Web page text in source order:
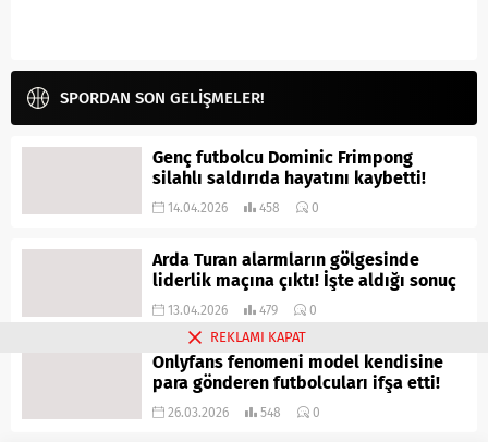
SPORDAN SON GELİŞMELER!
Genç futbolcu Dominic Frimpong
silahlı saldırıda hayatını kaybetti!
14.04.2026 458 0
Arda Turan alarmların gölgesinde
liderlik maçına çıktı! İşte aldığı sonuç
13.04.2026 479 0
Onlyfans fenomeni model kendisine
para gönderen futbolcuları ifşa etti!
26.03.2026 548 0
REKLAMI KAPAT